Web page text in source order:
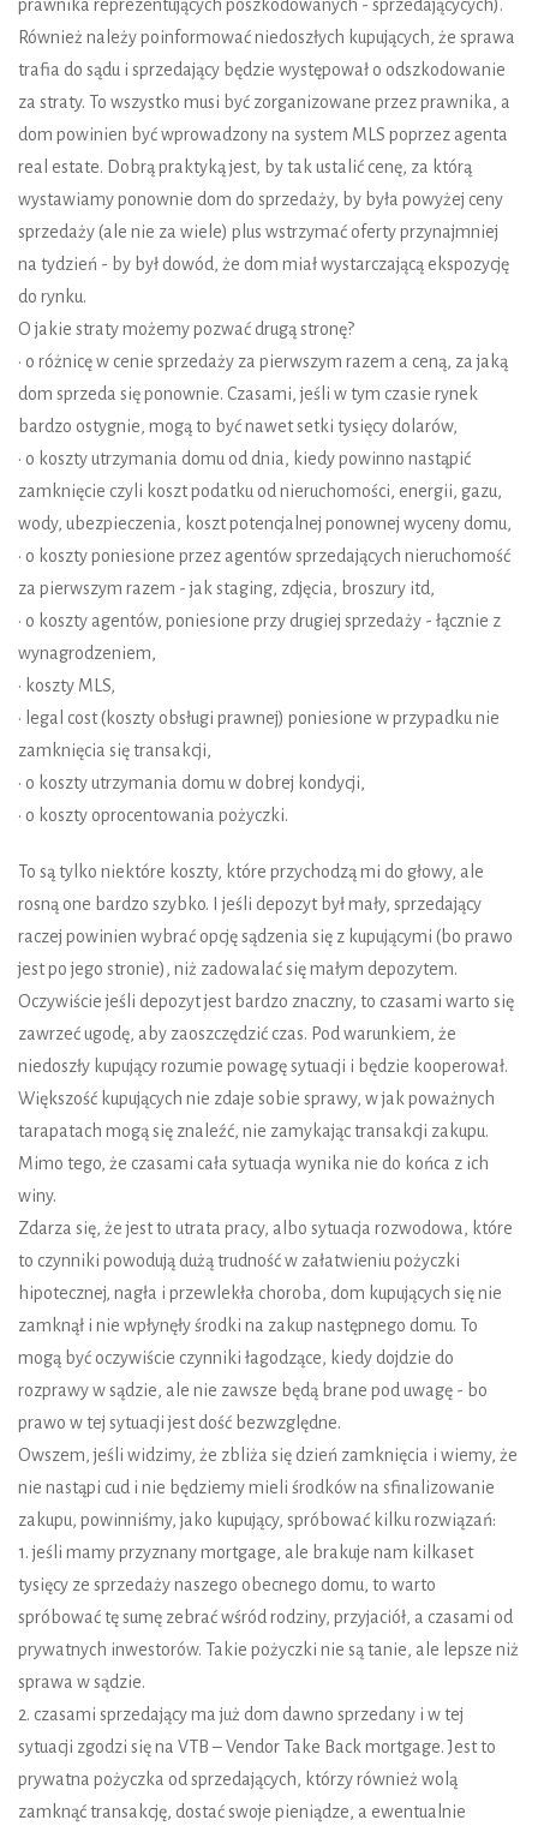
prawnika reprezentujących poszkodowanych - sprzedającycych).
Również należy poinformować niedoszłych kupujących, że sprawa
trafia do sądu i sprzedający będzie występował o odszkodowanie
za straty. To wszystko musi być zorganizowane przez prawnika, a
dom powinien być wprowadzony na system MLS poprzez agenta
real estate. Dobrą praktyką jest, by tak ustalić cenę, za którą
wystawiamy ponownie dom do sprzedaży, by była powyżej ceny
sprzedaży (ale nie za wiele) plus wstrzymać oferty przynajmniej
na tydzień - by był dowód, że dom miał wystarczającą ekspozycję
do rynku.
O jakie straty możemy pozwać drugą stronę?
• o różnicę w cenie sprzedaży za pierwszym razem a ceną, za jaką
dom sprzeda się ponownie. Czasami, jeśli w tym czasie rynek
bardzo ostygnie, mogą to być nawet setki tysięcy dolarów,
• o koszty utrzymania domu od dnia, kiedy powinno nastąpić
zamknięcie czyli koszt podatku od nieruchomości, energii, gazu,
wody, ubezpieczenia, koszt potencjalnej ponownej wyceny domu,
• o koszty poniesione przez agentów sprzedających nieruchomość
za pierwszym razem - jak staging, zdjęcia, broszury itd,
• o koszty agentów, poniesione przy drugiej sprzedaży - łącznie z
wynagrodzeniem,
• koszty MLS,
• legal cost (koszty obsługi prawnej) poniesione w przypadku nie
zamknięcia się transakcji,
• o koszty utrzymania domu w dobrej kondycji,
• o koszty oprocentowania pożyczki.
To są tylko niektóre koszty, które przychodzą mi do głowy, ale
rosną one bardzo szybko. I jeśli depozyt był mały, sprzedający
raczej powinien wybrać opcję sądzenia się z kupującymi (bo prawo
jest po jego stronie), niż zadowalać się małym depozytem.
Oczywiście jeśli depozyt jest bardzo znaczny, to czasami warto się
zawrzeć ugodę, aby zaoszczędzić czas. Pod warunkiem, że
niedoszły kupujący rozumie powagę sytuacji i będzie kooperował.
Większość kupujących nie zdaje sobie sprawy, w jak poważnych
tarapatach mogą się znaleźć, nie zamykając transakcji zakupu.
Mimo tego, że czasami cała sytuacja wynika nie do końca z ich
winy.
Zdarza się, że jest to utrata pracy, albo sytuacja rozwodowa, które
to czynniki powodują dużą trudność w załatwieniu pożyczki
hipotecznej, nagła i przewlekła choroba, dom kupujących się nie
zamknął i nie wpłynęły środki na zakup następnego domu. To
mogą być oczywiście czynniki łagodzące, kiedy dojdzie do
rozprawy w sądzie, ale nie zawsze będą brane pod uwagę - bo
prawo w tej sytuacji jest dość bezwzględne.
Owszem, jeśli widzimy, że zbliża się dzień zamknięcia i wiemy, że
nie nastąpi cud i nie będziemy mieli środków na sfinalizowanie
zakupu, powinniśmy, jako kupujący, spróbować kilku rozwiązań:
1. jeśli mamy przyznany mortgage, ale brakuje nam kilkaset
tysięcy ze sprzedaży naszego obecnego domu, to warto
spróbować tę sumę zebrać wśród rodziny, przyjaciół, a czasami od
prywatnych inwestorów. Takie pożyczki nie są tanie, ale lepsze niż
sprawa w sądzie.
2. czasami sprzedający ma już dom dawno sprzedany i w tej
sytuacji zgodzi się na VTB – Vendor Take Back mortgage. Jest to
prywatna pożyczka od sprzedających, którzy również wolą
zamknąć transakcję, dostać swoje pieniądze, a ewentualnie